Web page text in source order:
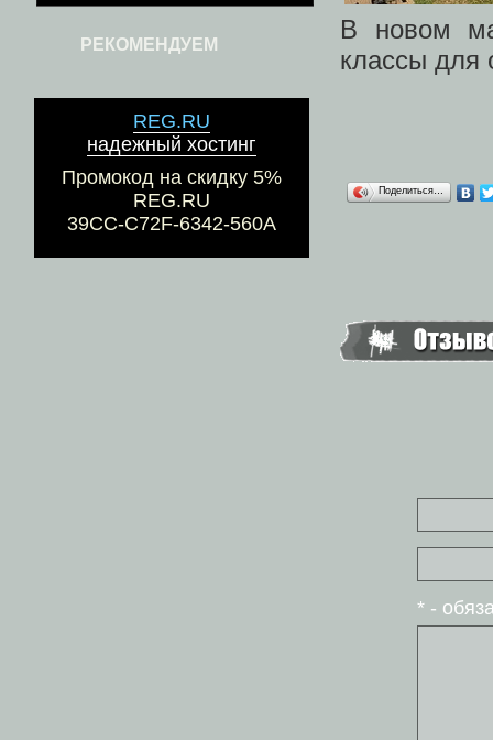
РЕКОМЕНДУЕМ
REG.RU
надежный хостинг
Промокод на скидку 5%
REG.RU
39CC-C72F-6342-560A
В новом
классы для
Поделиться…
* -